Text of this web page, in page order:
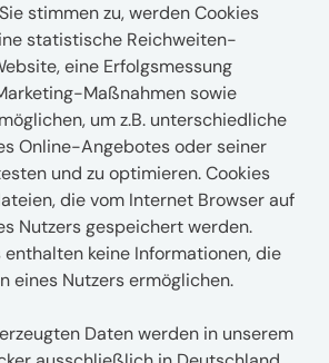
stimmen zu, werden Cookies
statistische Reichweiten-
eine Erfolgsmessung
Maßnahmen sowie
um z.B. unterschiedliche
Online-Angebotes oder seiner
und zu optimieren. Cookies
die vom Internet Browser auf
Nutzers gespeichert werden.
keine Informationen, die
eines Nutzers ermöglichen.
Daten werden in unserem